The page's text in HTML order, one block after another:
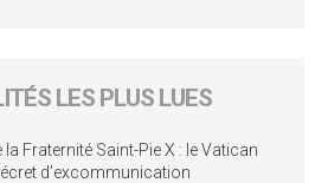
LES PLUS LUES
la Fraternité Saint-Pie X : le Vatican
d’excommunication